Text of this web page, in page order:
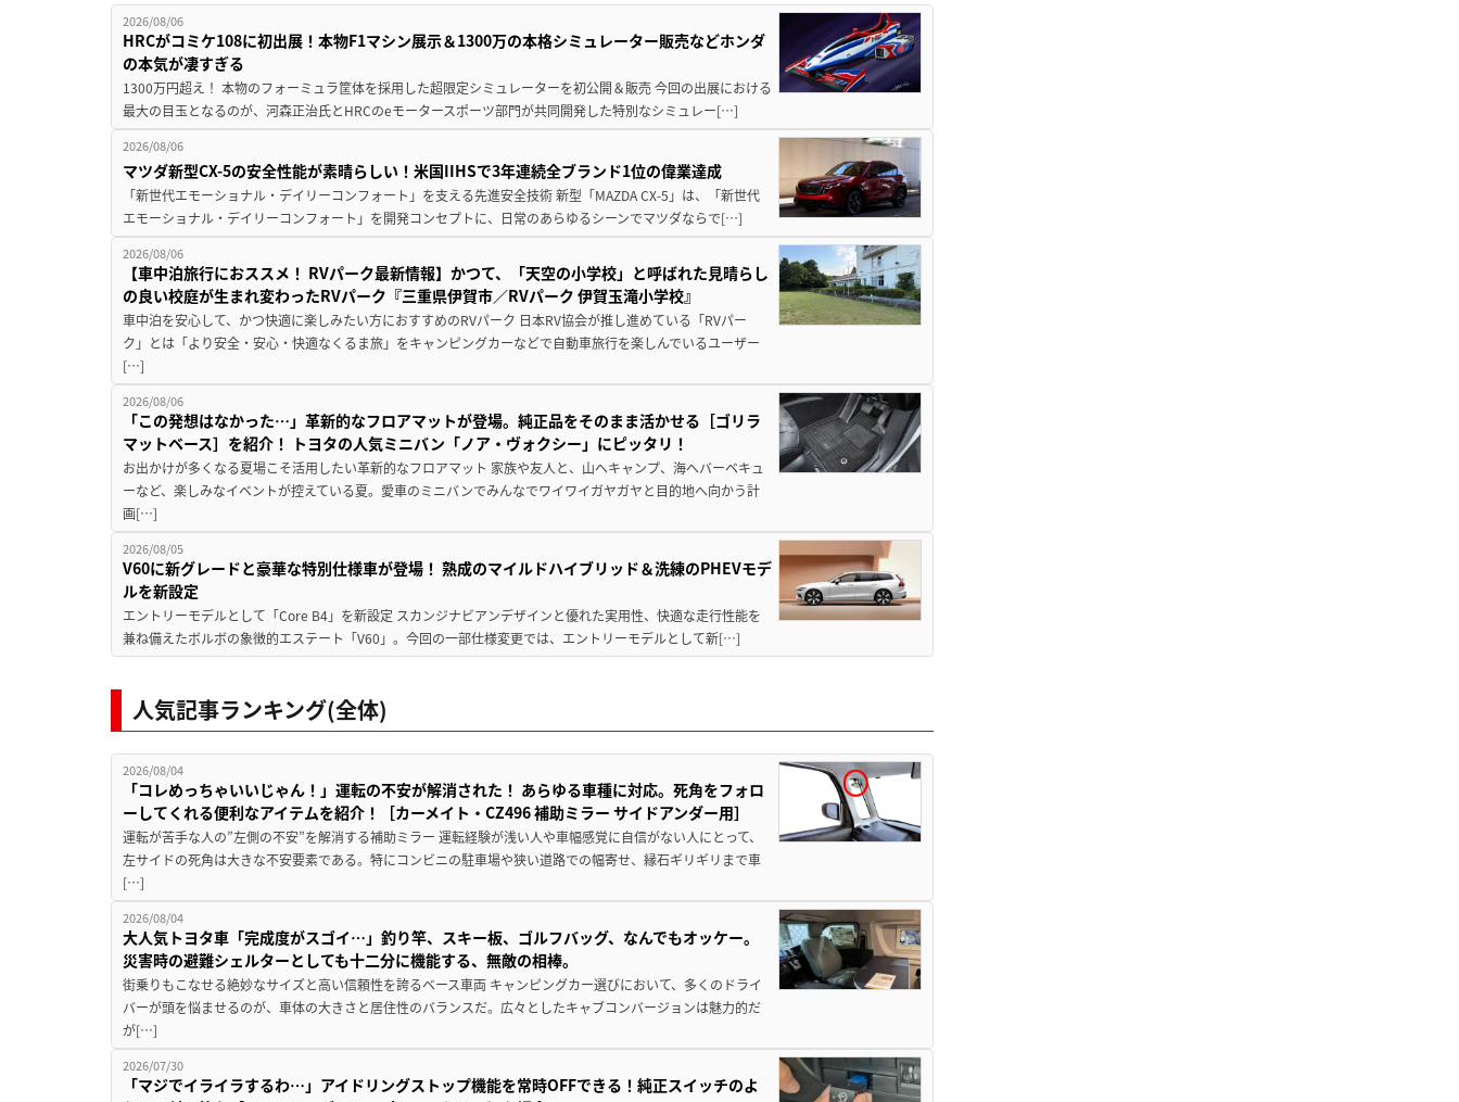
2026/08/06
HRCがコミケ108に初出展！本物F1マシン展示＆1300万の本格シミュレーター販売などホンダ
の本気が凄すぎる
1300万円超え！ 本物のフォーミュラ筐体を採用した超限定シミュレーターを初公開＆販売 今回の出展における
最大の目玉となるのが、河森正治氏とHRCのeモータースポーツ部門が共同開発した特別なシミュレー[…]
2026/08/06
マツダ新型CX-5の安全性能が素晴らしい！米国IIHSで3年連続全ブランド1位の偉業達成
「新世代エモーショナル・デイリーコンフォート」を支える先進安全技術 新型「MAZDA CX-5」は、「新世代
エモーショナル・デイリーコンフォート」を開発コンセプトに、日常のあらゆるシーンでマツダならで[…]
2026/08/06
【車中泊旅行におススメ！ RVパーク最新情報】かつて、「天空の小学校」と呼ばれた見晴らし
の良い校庭が生まれ変わったRVパーク『三重県伊賀市／RVパーク 伊賀玉滝小学校』
車中泊を安心して、かつ快適に楽しみたい方におすすめのRVパーク 日本RV協会が推し進めている「RVパー
ク」とは「より安全・安心・快適なくるま旅」をキャンピングカーなどで自動車旅行を楽しんでいるユーザー
[…]
2026/08/06
「この発想はなかった…」革新的なフロアマットが登場。純正品をそのまま活かせる［ゴリラ
マットベース］を紹介！ トヨタの人気ミニバン「ノア・ヴォクシー」にピッタリ！
お出かけが多くなる夏場こそ活用したい革新的なフロアマット 家族や友人と、山へキャンプ、海へバーベキュ
ーなど、楽しみなイベントが控えている夏。愛車のミニバンでみんなでワイワイガヤガヤと目的地へ向かう計
画[…]
2026/08/05
V60に新グレードと豪華な特別仕様車が登場！ 熟成のマイルドハイブリッド＆洗練のPHEVモデ
ルを新設定
エントリーモデルとして「Core B4」を新設定 スカンジナビアンデザインと優れた実用性、快適な走行性能を
兼ね備えたボルボの象徴的エステート「V60」。今回の一部仕様変更では、エントリーモデルとして新[…]
人気記事ランキング(全体)
2026/08/04
「コレめっちゃいいじゃん！」運転の不安が解消された！ あらゆる車種に対応。死角をフォロ
ーしてくれる便利なアイテムを紹介！［カーメイト・CZ496 補助ミラー サイドアンダー用］
運転が苦手な人の”左側の不安”を解消する補助ミラー 運転経験が浅い人や車幅感覚に自信がない人にとって、
左サイドの死角は大きな不安要素である。特にコンビニの駐車場や狭い道路での幅寄せ、縁石ギリギリまで車
[…]
2026/08/04
大人気トヨタ車「完成度がスゴイ…」釣り竿、スキー板、ゴルフバッグ、なんでもオッケー。
災害時の避難シェルターとしても十二分に機能する、無敵の相棒。
街乗りもこなせる絶妙なサイズと高い信頼性を誇るベース車両 キャンピングカー選びにおいて、多くのドライ
バーが頭を悩ませるのが、車体の大きさと居住性のバランスだ。広々としたキャブコンバージョンは魅力的だ
が[…]
2026/07/30
「マジでイライラするわ…」アイドリングストップ機能を常時OFFできる！純正スイッチのよ